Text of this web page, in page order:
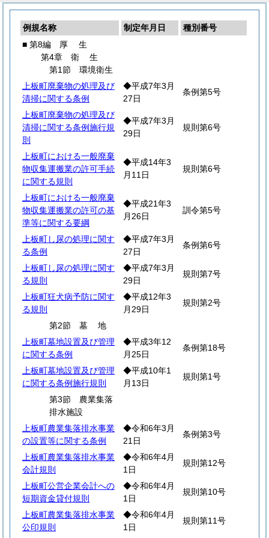
例規名称 制定年月日
種別番号
■ 第8編 厚 生
第4章 衛生
第1節 環境衛生
上板町廃棄物の処理及び
清掃に関する条例
◆平成7年3月
27日
条例第5号
上板町廃棄物の処理及び
清掃に関する条例施行規
則
◆平成7年3月
29日
規則第6号
上板町における一般廃棄
物収集運搬業の許可手続
に関する規則
◆平成14年3
月11日
規則第6号
上板町における一般廃棄
物収集運搬業の許可の基
準等に関する要綱
◆平成21年3
月26日
訓令第5号
上板町し尿の処理に関す
る条例
◆平成7年3月
27日
条例第6号
上板町し尿の処理に関す
る規則
◆平成7年3月
29日
規則第7号
上板町狂犬病予防に関す
る規則
◆平成12年3
月29日
規則第2号
第2節 墓地
上板町墓地設置及び管理
に関する条例
◆平成3年12
月25日
条例第18号
上板町墓地設置及び管理
に関する条例施行規則
◆平成10年1
月13日
規則第1号
第3節 農業集落
排水施設
上板町農業集落排水事業
の設置等に関する条例
◆令和6年3月
21日
条例第3号
上板町農業集落排水事業
会計規則
◆令和6年4月
1日
規則第12号
上板町公営企業会計への
短期資金貸付規則
◆令和6年4月
1日
規則第10号
上板町農業集落排水事業
公印規則
◆令和6年4月
1日
規則第11号